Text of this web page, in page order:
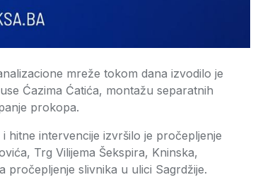
mreže tokom dana izvodilo je
Ćazima Ćatića, montažu separatnih
prokopa.
hitne intervencije izvršilo je pročepljenje
Trg Vilijema Šekspira, Kninska,
pročepljenje slivnika u ulici Sagrdžije.